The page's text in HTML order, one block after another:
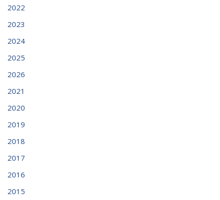
2022
2023
2024
2025
2026
2021
2020
2019
2018
2017
2016
2015